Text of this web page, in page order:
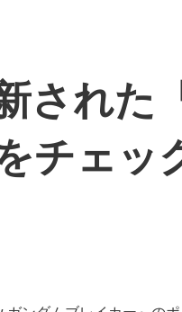
された
チェッ